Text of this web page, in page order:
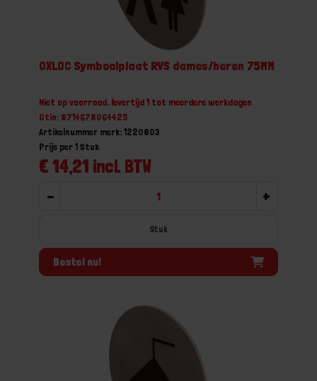
OXLOC Symboolplaat RVS dames/heren 75MM
Niet op voorraad, levertijd 1 tot meerdere werkdagen
Gtin: 8714678064425
Artikelnummer merk: 1220803
€ 14,21 incl. BTW
Prijs per 1 Stuk
- +
Stuk
Bestel nu!